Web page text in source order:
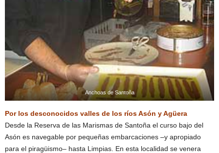
Anchoas de Santoña
Por los desconocidos valles de los ríos Asón y Agüera
Desde la Reserva de las Marismas de Santoña el curso bajo del
Asón es navegable por pequeñas embarcaciones –y apropiado
para el piragüismo– hasta Limpias. En esta localidad se venera